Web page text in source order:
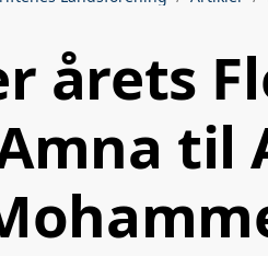
årets
til